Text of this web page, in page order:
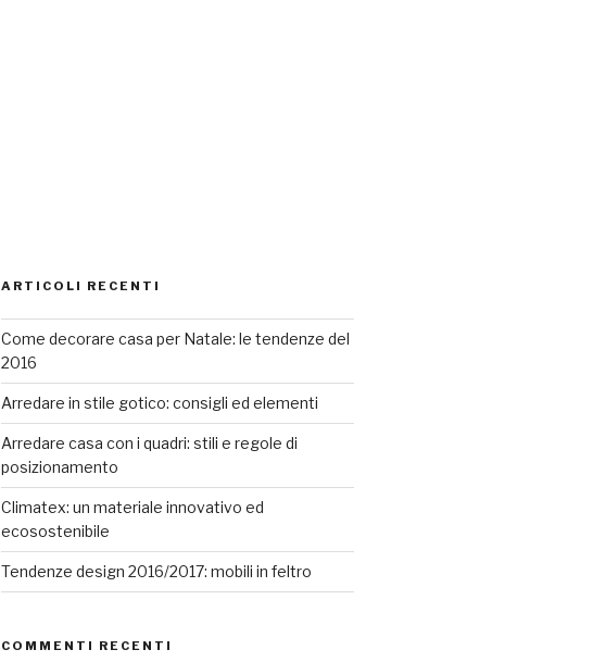
ARTICOLI RECENTI
Come decorare casa per Natale: le tendenze del
2016
Arredare in stile gotico: consigli ed elementi
Arredare casa con i quadri: stili e regole di
posizionamento
Climatex: un materiale innovativo ed
ecosostenibile
Tendenze design 2016/2017: mobili in feltro
COMMENTI RECENTI